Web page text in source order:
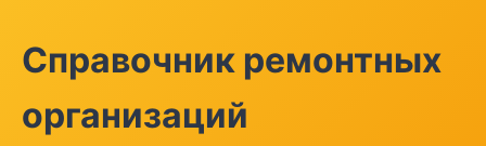
Справочник ремонтных
организаций